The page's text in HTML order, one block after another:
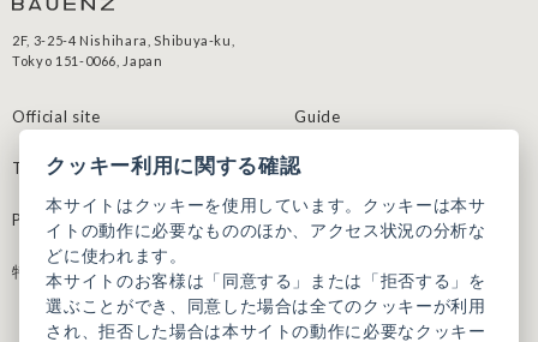
2F, 3-25-4 Nishihara, Shibuya-ku,
Tokyo 151-0066, Japan
Official site
Terms of Use
Privacy Policy
特定商取引法に基づく表記
Guide
Contact
クッキー利用に関する確認
本サイトはクッキーを使用しています。クッキーは本サ
イトの動作に必要なもののほか、アクセス状況の分析な
どに使われます。
本サイトのお客様は「同意する」または「拒否する」を
選ぶことができ、同意した場合は全てのクッキーが利用
され、拒否した場合は本サイトの動作に必要なクッキー